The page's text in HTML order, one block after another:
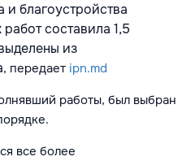
и благоустройства
составила 1,5
из
, передает ipn.md
работы, был выбран
все более